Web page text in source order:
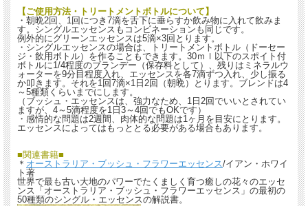
【ご使用方法・トリートメントボトルについて】
・朝晩2回、1回につき7滴を舌下に垂らすか飲み物に入れて飲みま
す。シングルエッセンスもコンビネーションも同じです。
例外的にグリーンエッセンスは5滴×3回とります。
・シングルエッセンスの場合は、トリートメントボトル（ドーセー
ジ・飲用ボトル）を作ることもできます。30ｍｌ以下のスポイト付
ボトルに1/4程度のブランデー（保存料として）、残りはミネラルウ
ォーターを9分目程度入れ、エッセンスを各7滴ずつ入れ、少し振る
か叩きます。それを1回7滴×1日2回（朝晩）とります。ブレンドは4
～5種類くらいまでにします。
（ブッシュ・エッセンスは、強力なため、1日2回でいいとされてい
ますが、4～5滴程度を1日3～4回でもOKです）
・感情的な問題は2週間、肉体的な問題は1ヶ月を目安にとります。
エッセンスによってはもっととる必要がある場合もあります。
■関連書籍■
＊ オーストラリア・ブッシュ・フラワーエッセンス/イアン・ホワイ
ト著
世界で最も古い大地のパワーでたくましく育つ癒しの花々のエッセ
ンス「オーストラリア・ブッシュ・フラワーエッセンス」の最初の
50種類のシングル・エッセンスの解説書。